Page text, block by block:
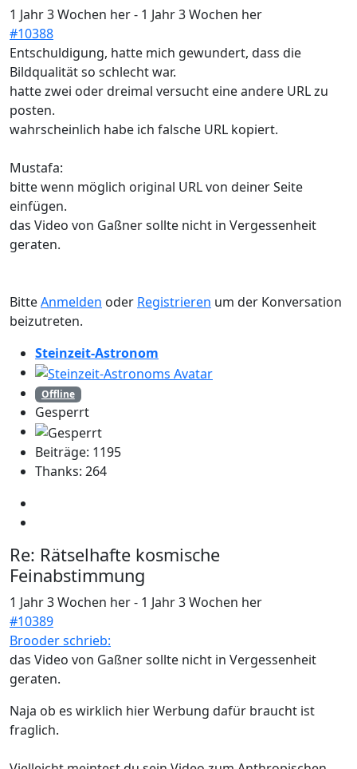
1 Jahr 3 Wochen her- 1 Jahr 3 Wochen her
#10388
Entschuldigung, hatte mich gewundert, dass die
Bildqualität so schlecht war.
hatte zwei oder dreimal versucht eine andere URL zu
posten.
wahrscheinlich habe ich falsche URL kopiert.
Mustafa:
bitte wenn möglich original URL von deiner Seite
einfügen.
das Video von Gaßner sollte nicht in Vergessenheit
geraten.
BitteAnmelden oder Registrieren um der Konversation
beizutreten.
Steinzeit-Astronom
Offline
Gesperrt
Beiträge: 1195
Thanks: 264
Re: Rätselhafte kosmische
Feinabstimmung
1 Jahr 3 Wochen her- 1 Jahr 3 Wochen her
#10389
Brooder schrieb:
das Video von Gaßner sollte nicht in Vergessenheit
geraten.
Naja ob es wirklich hier Werbung dafür braucht ist
fraglich.